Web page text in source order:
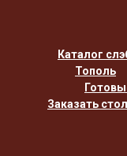
Каталог
Тополь
Заказать